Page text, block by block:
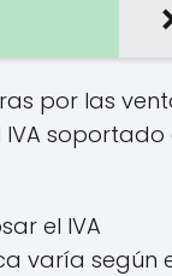
por las
soportado
el IVA
varía según